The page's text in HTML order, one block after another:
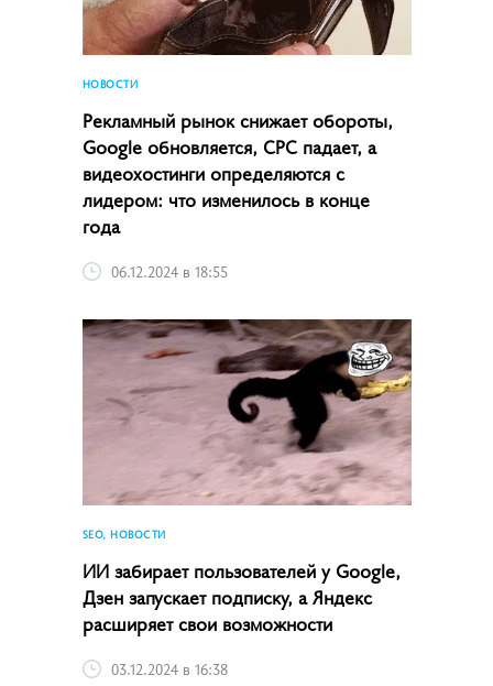
НОВОСТИ
Рекламный рынок снижает обороты,
Google обновляется, CPC падает, а
видеохостинги определяются с
лидером: что изменилось в конце
года
06.12.2024 в 18:55
SEO, НОВОСТИ
ИИ забирает пользователей у Google,
Дзен запускает подписку, а Яндекс
расширяет свои возможности
03.12.2024 в 16:38